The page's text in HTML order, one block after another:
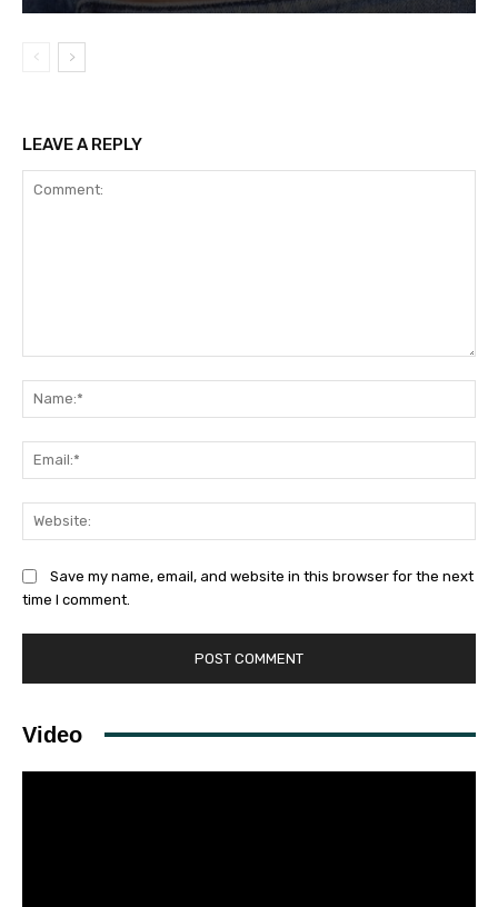
LEAVE A REPLY
Save my name, email, and website in this browser for the next
time I comment.
Video